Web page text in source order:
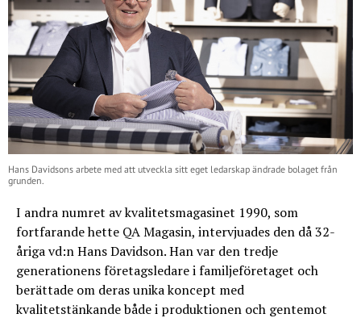
Hans Davidsons arbete med att utveckla sitt eget ledarskap ändrade bolaget från
grunden.
I andra numret av kvalitetsmagasinet 1990, som
fortfarande hette QA Magasin, intervjuades den då 32-
åriga vd:n Hans Davidson. Han var den tredje
generationens företagsledare i familjeföretaget och
berättade om deras unika koncept med
kvalitetstänkande både i produktionen och gentemot